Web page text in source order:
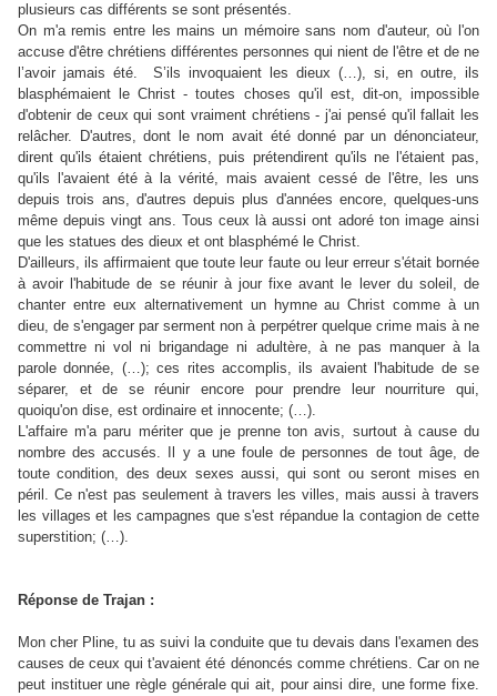
plusieurs cas différents se sont présentés.
On m'a remis entre les mains un mémoire sans nom d'auteur, où l'on
accuse d'être chrétiens différentes personnes qui nient de l'être et de ne
l’avoir jamais été. S’ils invoquaient les dieux (…), si, en outre, ils
blasphémaient le Christ - toutes choses qu'il est, dit-on, impossible
d'obtenir de ceux qui sont vraiment chrétiens - j'ai pensé qu'il fallait les
relâcher. D'autres, dont le nom avait été donné par un dénonciateur,
dirent qu'ils étaient chrétiens, puis prétendirent qu'ils ne l'étaient pas,
qu'ils l'avaient été à la vérité, mais avaient cessé de l'être, les uns
depuis trois ans, d'autres depuis plus d'années encore, quelques-uns
même depuis vingt ans. Tous ceux là aussi ont adoré ton image ainsi
que les statues des dieux et ont blasphémé le Christ.
D'ailleurs, ils affirmaient que toute leur faute ou leur erreur s'était bornée
à avoir l'habitude de se réunir à jour fixe avant le lever du soleil, de
chanter entre eux alternativement un hymne au Christ comme à un
dieu, de s'engager par serment non à perpétrer quelque crime mais à ne
commettre ni vol ni brigandage ni adultère, à ne pas manquer à la
parole donnée, (…); ces rites accomplis, ils avaient l'habitude de se
séparer, et de se réunir encore pour prendre leur nourriture qui,
quoiqu'on dise, est ordinaire et innocente; (…).
L'affaire m'a paru mériter que je prenne ton avis, surtout à cause du
nombre des accusés. Il y a une foule de personnes de tout âge, de
toute condition, des deux sexes aussi, qui sont ou seront mises en
péril. Ce n'est pas seulement à travers les villes, mais aussi à travers
les villages et les campagnes que s'est répandue la contagion de cette
superstition; (…).
Réponse de Trajan :
Mon cher Pline, tu as suivi la conduite que tu devais dans l'examen des
causes de ceux qui t'avaient été dénoncés comme chrétiens. Car on ne
peut instituer une règle générale qui ait, pour ainsi dire, une forme fixe.